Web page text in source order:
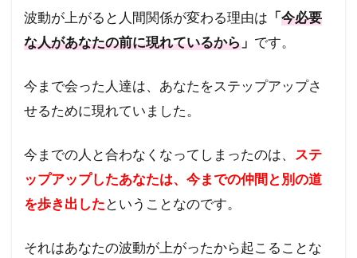
人間
関係
にな
波動
がる
間関
係が
まと
波動が上がると人間関係が変わる理由は 「今必要
な人があなたの前に現れているから 」 です。
今まで会った人達は、あなたをステップアップさ
せるために現れていました。
今までの人と合わなくなってしまったのは、 ステ
ップアップしたあなたは、今までの仲間と別の道
を歩き出したということなのです。
それはあなたの波動が上がったから起こることな